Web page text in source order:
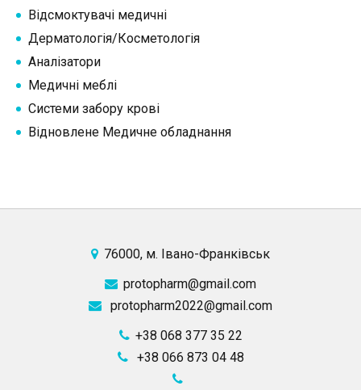
Відсмоктувачі медичні
Дерматологія/Косметологія
Аналізатори
Медичні меблі
Системи забору крові
Відновлене Медичне обладнання
76000, м. Івано-Франківськ
protopharm@gmail.com
protopharm2022@gmail.com
+38 068 377 35 22
+38 066 873 04 48